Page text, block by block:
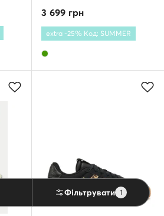
Фільтрувати 1
3 699 грн
extra -25% Код: SUMMER